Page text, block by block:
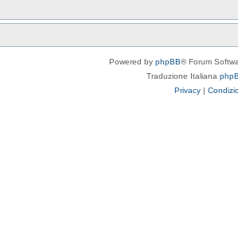
Powered by phpBB® Forum
Traduzione Italiana
Privacy |